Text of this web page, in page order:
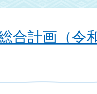
合計画（令